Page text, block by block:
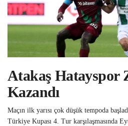
Atakaş Hatayspor
Kazandı
Maçın ilk yarısı çok düşük tempoda
Türkiye Kupası 4. Tur karşılaşmasında